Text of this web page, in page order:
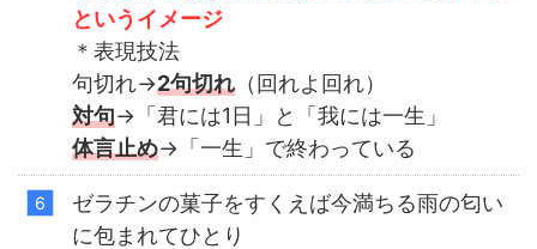
というイメージ
＊表現技法
句切れ→2句切れ （回れよ回れ）
対句→「君には1日」と「我には一生」
体言止め→「一生」で終わっている
ゼラチンの菓子をすくえば今満ちる雨の匂い
に包まれてひとり